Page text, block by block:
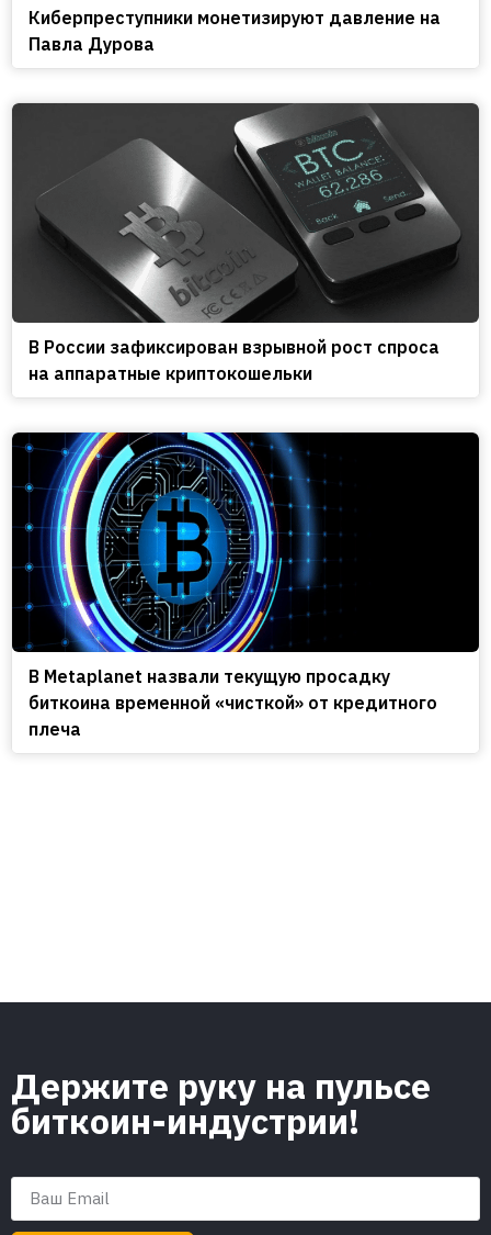
Киберпреступники монетизируют давление на
Павла Дурова
В России зафиксирован взрывной рост спроса
на аппаратные криптокошельки
В Metaplanet назвали текущую просадку
биткоина временной «чисткой» от кредитного
плеча
Держите руку на пульсе
биткоин-индустрии!